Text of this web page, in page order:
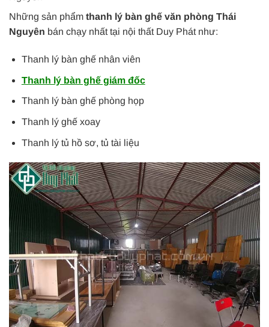
Những sản phẩm thanh lý bàn ghế văn phòng Thái
Nguyên bán chạy nhất tại nội thất Duy Phát như:
Thanh lý bàn ghế nhân viên
Thanh lý bàn ghế giám đốc
Thanh lý bàn ghế phòng họp
Thanh lý ghế xoay
Thanh lý tủ hồ sơ, tủ tài liệu